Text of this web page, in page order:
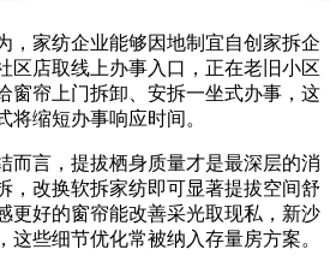
家纺企业能够因地制宜自创家拆企
区店取线上办事入口，正在老旧小区
窗帘上门拆卸、安拆一坐式办事，这
将缩短办事响应时间。
言，提拔栖身质量才是最深层的消
，改换软拆家纺即可显著提拔空间舒
更好的窗帘能改善采光取现私，新沙
这些细节优化常被纳入存量房方案。